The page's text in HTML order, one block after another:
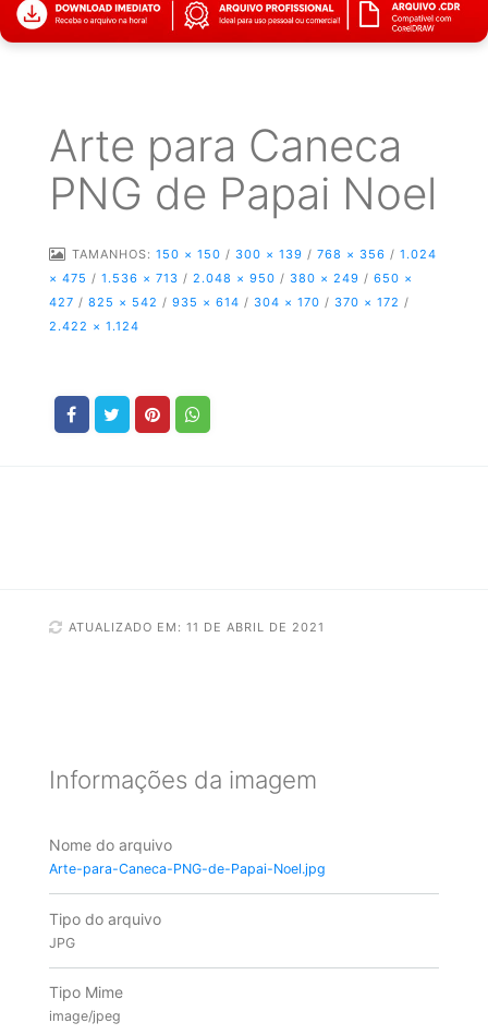
Arte para Caneca
PNG de Papai Noel
TAMANHOS: 150 × 150 / 300 × 139 / 768 × 356 / 1.024
× 475 / 1.536 × 713 / 2.048 × 950 / 380 × 249 / 650 ×
427 / 825 × 542 / 935 × 614 / 304 × 170 / 370 × 172 /
2.422 × 1.124
ATUALIZADO EM: 11 DE ABRIL DE 2021
Informações da imagem
Nome do arquivo
Arte-para-Caneca-PNG-de-Papai-Noel.jpg
Tipo do arquivo
JPG
Tipo Mime
image/jpeg